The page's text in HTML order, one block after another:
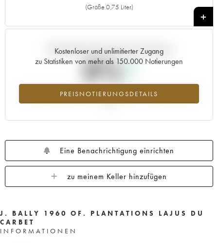
(Größe 0,75 Liter)
+
Kostenloser und unlimitierter Zugang
zu Statistiken von mehr als 150.000 Notierungen
PREISNOTIERUNGSDETAILS
Aktuelle Entwicklung der Preisnotierung
0%
Preisanstiegs des Jahrgangs ---- im Jahr 2026 im Vergleich zum Jahr
Eine Benachrichtigung einrichten
zu meinem Keller hinzufügen
J. BALLY 1960 OF. PLANTATIONS LAJUS DU
CARBET
INFORMATIONEN